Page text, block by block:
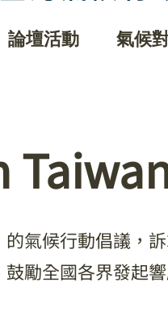
論壇活動 氣候
的氣候行動倡議，
勵全國各界發起